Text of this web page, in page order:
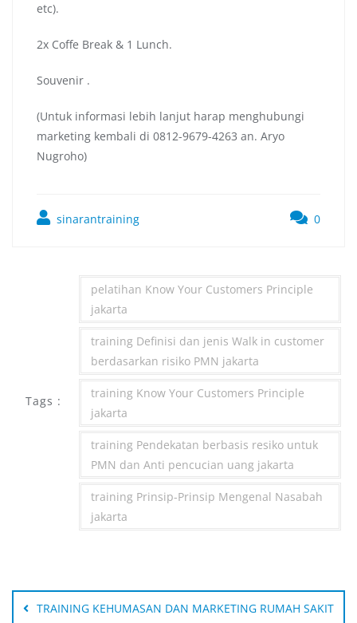
etc).
2x Coffe Break & 1 Lunch.
Souvenir .
(Untuk informasi lebih lanjut harap menghubungi
marketing kembali di 0812-9679-4263 an. Aryo
Nugroho)
sinarantraining 0
Tags :
pelatihan Know Your Customers Principle
jakarta
training Definisi dan jenis Walk in customer
berdasarkan risiko PMN jakarta
training Know Your Customers Principle
jakarta
training Pendekatan berbasis resiko untuk
PMN dan Anti pencucian uang jakarta
training Prinsip-Prinsip Mengenal Nasabah
jakarta
Post
navigation
TRAINING KEHUMASAN DAN MARKETING RUMAH SAKIT